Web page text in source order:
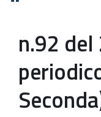
n.92